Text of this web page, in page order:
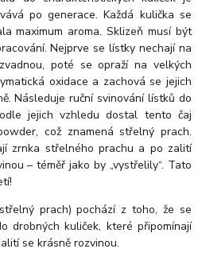
po generace. Každá kulička se
maximum aroma. Sklizeň musí být
Nejprve se lístky nechají na
poté se opraží na velkých
oxidace a zachová se jejich
Následuje ruční svinování lístků do
jejich vzhledu dostal tento čaj
což znamená střelný prach.
zrnka střelného prachu a po zalití
– téměř jako by „vystřelily“. Tato
prach) pochází z toho, že se
drobných kuliček, které připomínají
se krásně rozvinou.